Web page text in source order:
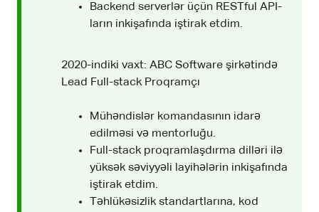
Backend serverlər üçün RESTful API-
ların inkişafında iştirak etdim.
2020-indiki vaxt: ABC Software şirkətində
Lead Full-stack Proqramçı
Mühəndislər komandasının idarə
edilməsi və mentorluğu.
Full-stack proqramlaşdırma dilləri ilə
yüksək səviyyəli layihələrin inkişafında
iştirak etdim.
Təhlükəsizlik standartlarına, kod